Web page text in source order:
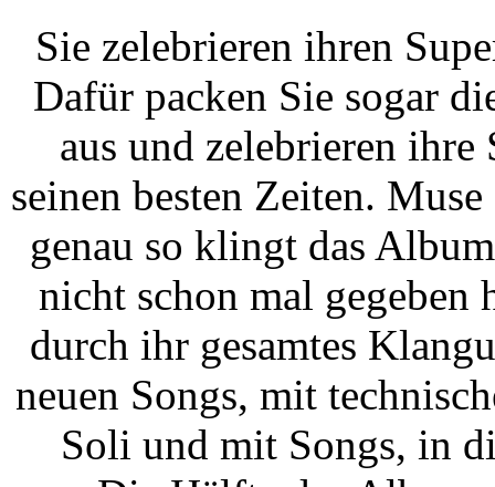
Sie zelebrieren ihren
Dafür packen Sie sogar
aus und zelebrieren
seinen besten Zeiten.
genau so klingt das
nicht schon mal gegeben
durch ihr gesamtes
neuen Songs, mit
Soli und mit Songs, in